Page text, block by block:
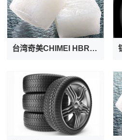
台湾奇美CHIMEI HBR PR-040S顺丁橡胶